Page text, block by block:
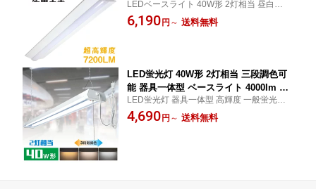
照明 天井直付型 直管蛍光灯 薄型 キッ
チンライト 防震 防虫 LED一体型蛍光灯
LEDベースライト 40W形 2灯相当 昼白色 7
200lm 逆富士型
6,190 円 ～ 送料無料
LED蛍光灯 40W形 2灯相当 三段調色可
能 器具一体型 ベースライト 4000lm チ
ェーン吊下式 配線工事不要 器具一体形
直管2灯 学校 オフィス ガレージ 工場 シ
LED蛍光灯 器具一体型 高輝度 一般蛍光灯4
0W型 2灯相当 4000lm 三段調色 吊り下げ
連結可能 配線工事不要 コンセント
4,690 円 ～ 送料無料